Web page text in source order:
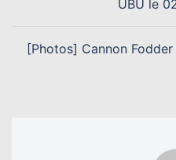
UBU le
[Photos] Cannon